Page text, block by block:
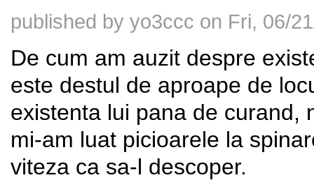
published by yo3ccc on Fri, 06/
De cum am auzit despre
este destul de aproape de
existenta lui pana de curand,
mi-am luat picioarele la
viteza ca sa-l descoper.